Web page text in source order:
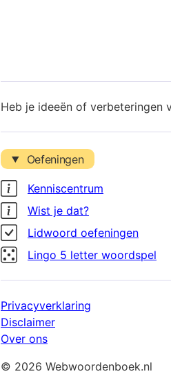
Heb je ideeën of verbeteringen
Oefeningen
Kenniscentrum
Wist je dat?
Lidwoord oefeningen
Lingo 5 letter woordspel
Privacyverklaring
Disclaimer
Over ons
© 2026 Webwoordenboek.nl